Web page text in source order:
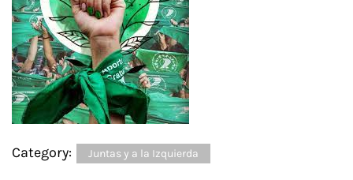
Category: Juntas y a la Izquierda